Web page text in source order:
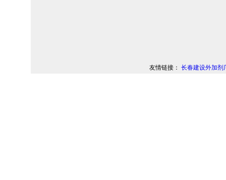
友情链接： 长春建设外加剂